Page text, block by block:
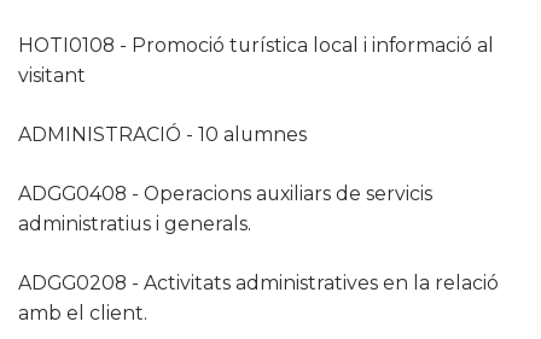
HOTI0108 - Promoció turística local i informació al
visitant
ADMINISTRACIÓ - 10 alumnes
ADGG0408 - Operacions auxiliars de servicis
administratius i generals.
ADGG0208 - Activitats administratives en la relació
amb el client.